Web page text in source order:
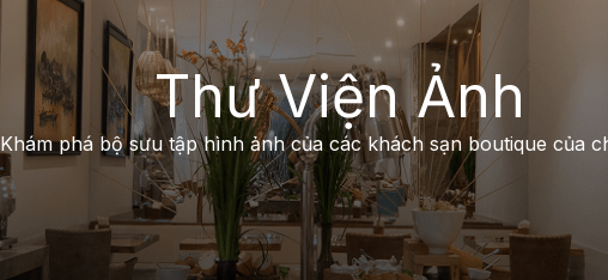
Thư Viện Ảnh
Khám phá bộ sưu tập hình ảnh của các khách sạn boutique của